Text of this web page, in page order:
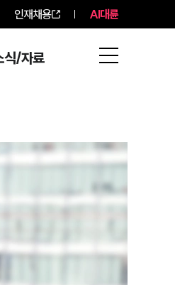
인재채용 AI대륜
식/자료